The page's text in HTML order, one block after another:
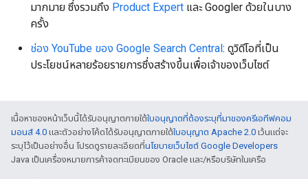
มากมาย ซึ่งรวมถึง Product Expert และ Googler ด้วยในบาง
ครั้ง
ช่อง YouTube ของ Google Search Central: ดูวิดีโอที่เป็น
ประโยชน์หลายร้อยรายการซึ่งสร้างขึ้นเพื่อเจ้าของเว็บไซต์
เนื้อหาของหน้าเว็บนี้ได้รับอนุญาตภายใต้ใบอนุญาตที่ต้องระบุที่มาของครีเอทีฟคอม
มอนส์ 4.0 และตัวอย่างโค้ดได้รับอนุญาตภายใต้ใบอนุญาต Apache 2.0 เว้นแต่จะ
ระบุไว้เป็นอย่างอื่น โปรดดูรายละเอียดที่นโยบายเว็บไซต์ Google Developers
Java เป็นเครื่องหมายการค้าจดทะเบียนของ Oracle และ/หรือบริษัทในเครือ